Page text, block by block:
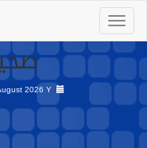
2026 Y